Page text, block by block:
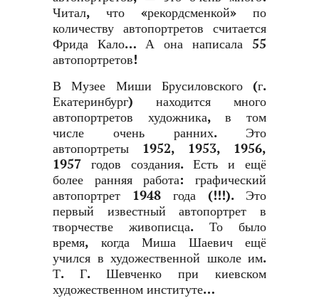
Читал, что «рекордсменкой» по
количеству автопортретов считается
Фрида Кало… А она написала 55
автопортретов!
В Музее Миши Брусиловского (г.
Екатеринбург) находится много
автопортретов художника, в том
числе очень ранних. Это
автопортреты 1952, 1953, 1956,
1957 годов создания. Есть и ещё
более ранняя работа: графический
автопортрет 1948 года (!!!). Это
первый известный автопортрет в
творчестве живописца. То было
время, когда Миша Шаевич ещё
учился в художественной школе им.
Т. Г. Шевченко при киевском
художественном институте…